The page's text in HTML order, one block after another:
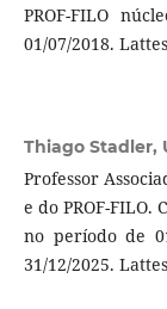
PROF-FILO
01/07/2018.
Thiago Stadler,
Professor
e do PROF-FILO.
no período de
31/12/2025.